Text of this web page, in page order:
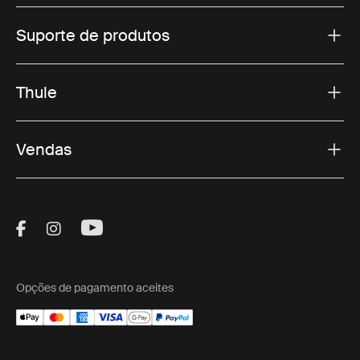
Suporte de produtos
Thule
Vendas
Visit Thule on Facebook (external link)
Visit Thule on Instagram (external link)
Visit Thule on Youtube (external
Opções de pagamento aceites